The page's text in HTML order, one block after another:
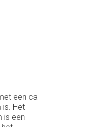
een ca
is. Het
is een